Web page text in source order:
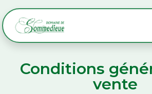
Conditions
vente